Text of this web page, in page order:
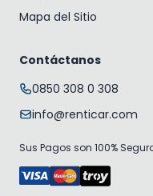
Mapa del Sitio
Contáctanos
0850 308 0 308
info@renticar.com
Sus Pagos son 100%